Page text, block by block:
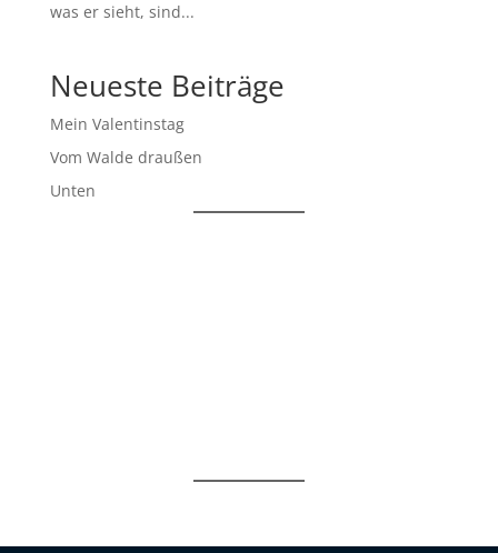
was er sieht, sind...
Neueste Beiträge
Mein Valentinstag
Vom Walde draußen
Unten